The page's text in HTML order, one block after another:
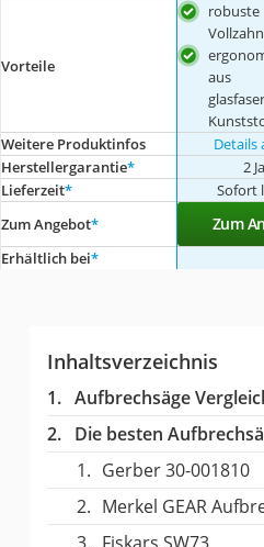
Vorteile
robuste
aus
Weitere Produktinfos Details
Herstellergarantie* 2
Lieferzeit* Sofort
Zum Angebot* Zum
Erhältlich bei*
Inhaltsverzeichnis
Aufbrechsäge
Die besten
Gerber 30-001810
Merkel GEAR